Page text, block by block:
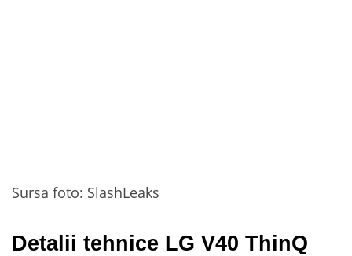
Sursa foto: SlashLeaks
Detalii tehnice LG V40 ThinQ